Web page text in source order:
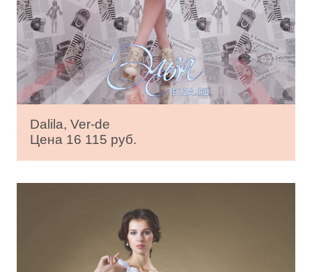
Dalila, Ver-de
Цена 16 115 руб.